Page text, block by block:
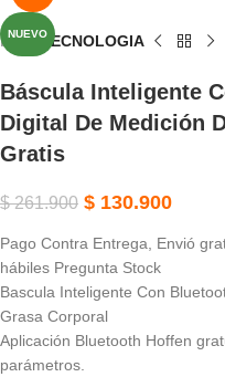
NUEVO
Inicio TECNOLOGIA
Báscula Inteligente
Digital De Medición
Gratis
$261.900 $ 130.900
Pago Contra Entrega, Envió
hábiles Pregunta Stock
Bascula Inteligente Con
Grasa Corporal
Aplicación Bluetooth Hoffen
parámetros.